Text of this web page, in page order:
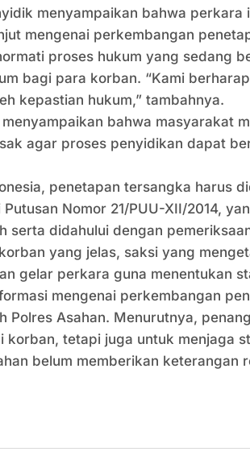
menyampaikan bahwa
mengenai perkembangan
proses hukum yang sedang
bagi para korban. “Kami
kepastian hukum,” tambahnya.
bahwa masyarakat
agar proses penyidikan dapat
penetapan tersangka harus
Nomor 21/PUU-XII/2014,
serta didahului dengan
yang jelas, saksi yang
gelar perkara guna menentukan
mengenai perkembangan
Polres Asahan. Menurutnya,
tetapi juga untuk menjaga
belum memberikan